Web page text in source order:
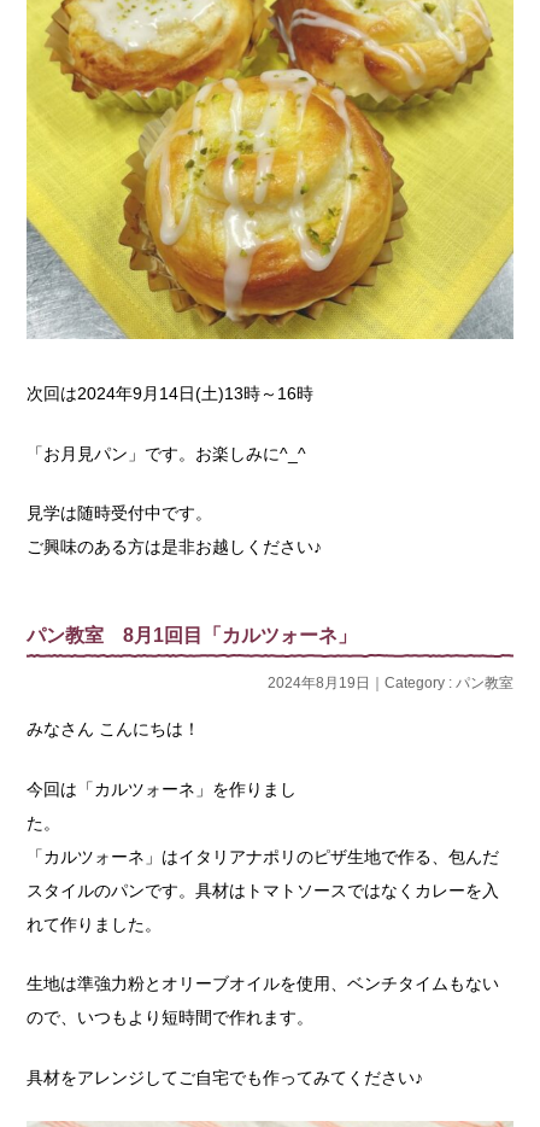
次回は2024年9月14日(土)13時～16時
「お月見パン」です。お楽しみに^_^
見学は随時受付中です。
ご興味のある方は是非お越しください♪
パン教室 8月1回目「カルツォーネ」
2024年8月19日｜Category : パン教室
みなさん こんにちは！
今回は「カルツォーネ」を作りまし
「カルツォーネ」はイタリアナポリのピザ生地で作る、包んだ
スタイルのパンです。具材はトマトソースではなくカレーを入
れて作りました。
生地は準強力粉とオリーブオイルを使用、ベンチタイムもない
ので、いつもより短時間で作れます。
具材をアレンジしてご自宅でも作ってみてください♪